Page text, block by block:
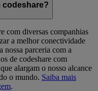
codeshare?
com diversas companhias
a melhor conectividade
nossa parceria com a
de codeshare com
alargam o nosso alcance
o mundo. Saiba mais
.